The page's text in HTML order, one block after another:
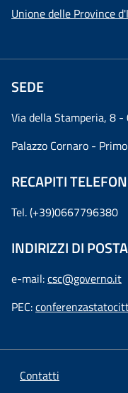
Unione delle Province
SEDE
Via della Stamperia, 8
Palazzo Cornaro -
RECAPITI
Tel. (+39)0667796380
INDIRIZZI DI
e-mail:csc@governo.it
PEC:
Contatti